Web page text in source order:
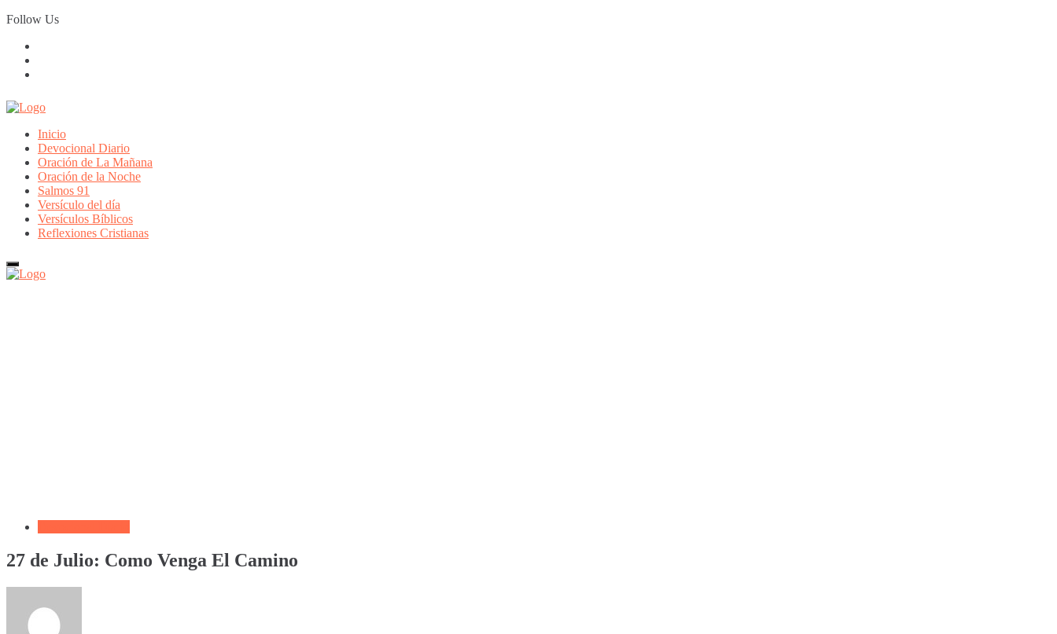
Skip
to
Follow Us
Inicio
Devocional Diario
Oración de La Mañana
Oración de la Noche
Salmos 91
Versículo del día
Versículos Bíblicos
Reflexiones Cristianas
27 de Julio: Como Venga El Camino